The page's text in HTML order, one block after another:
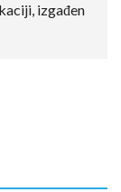
izgađen